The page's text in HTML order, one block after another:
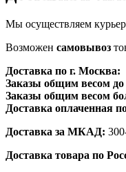
Мы осуществляем
Возможен самовывоз
Доставка по г. Москва:
Заказы общим весом до
Заказы общим весом
Доставка оплаченная
Доставка за МКАД:
Доставка товара по